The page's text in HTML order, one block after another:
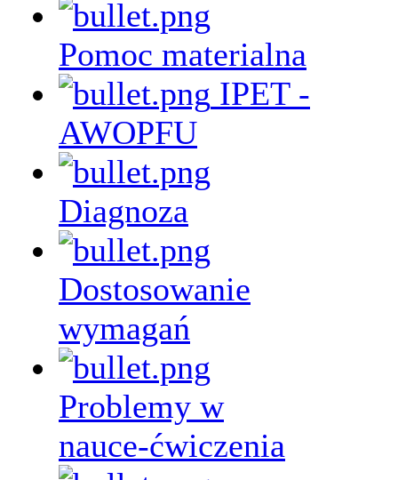
Pomoc materialna
IPET -
AWOPFU
Diagnoza
Dostosowanie
wymagań
Problemy w
nauce-ćwiczenia